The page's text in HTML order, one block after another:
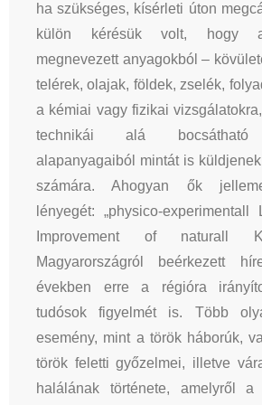
ha szükséges, kísérleti úton
külön kérésük volt, hogy a
megnevezett anyagokból –
telérek, olajak, földek, zselék,
a kémiai vagy fizikai
technikái alá bocsátható
alapanyagaiból mintát is
számára. Ahogyan ők
lényegét: „physico-
Improvement of naturall
Magyarországról beérkezett
években erre a régióra
tudósok figyelmét is. Több
esemény, mint a török háborúk,
török feletti győzelmei, illetve
halálának története, amelyről